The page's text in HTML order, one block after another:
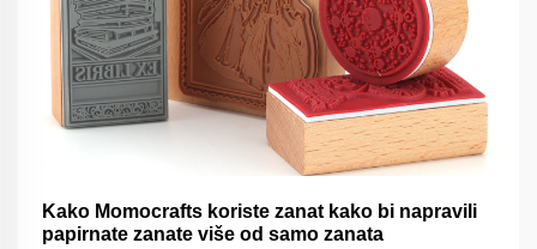
Kako Momocrafts koriste zanat kako bi napravili
papirnate zanate više od samo zanata